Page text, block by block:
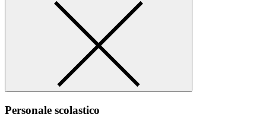
Personale scolastico